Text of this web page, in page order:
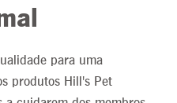
para uma
produtos Hill's Pet